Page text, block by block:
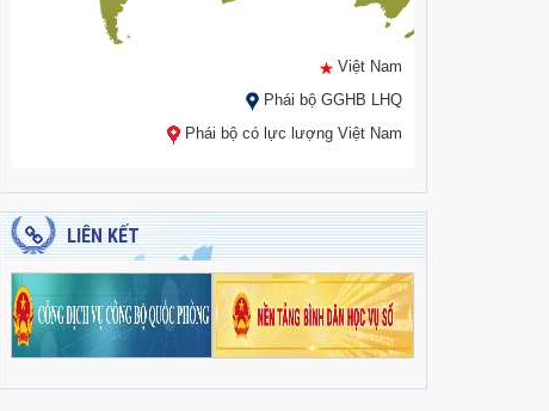
Việt Nam
Phái bộ GGHB LHQ
Phái bộ có lực lượng Việt Nam
LIÊN KẾT